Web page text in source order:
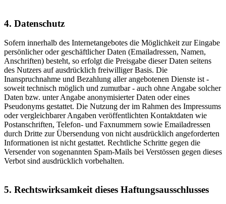
4. Datenschutz
Sofern innerhalb des Internetangebotes die Möglichkeit zur Eingabe
persönlicher oder geschäftlicher Daten (Emailadressen, Namen,
Anschriften) besteht, so erfolgt die Preisgabe dieser Daten seitens
des Nutzers auf ausdrücklich freiwilliger Basis. Die
Inanspruchnahme und Bezahlung aller angebotenen Dienste ist -
soweit technisch möglich und zumutbar - auch ohne Angabe solcher
Daten bzw. unter Angabe anonymisierter Daten oder eines
Pseudonyms gestattet. Die Nutzung der im Rahmen des Impressums
oder vergleichbarer Angaben veröffentlichten Kontaktdaten wie
Postanschriften, Telefon- und Faxnummern sowie Emailadressen
durch Dritte zur Übersendung von nicht ausdrücklich angeforderten
Informationen ist nicht gestattet. Rechtliche Schritte gegen die
Versender von sogenannten Spam-Mails bei Verstössen gegen dieses
Verbot sind ausdrücklich vorbehalten.
5. Rechtswirksamkeit dieses Haftungsausschlusses